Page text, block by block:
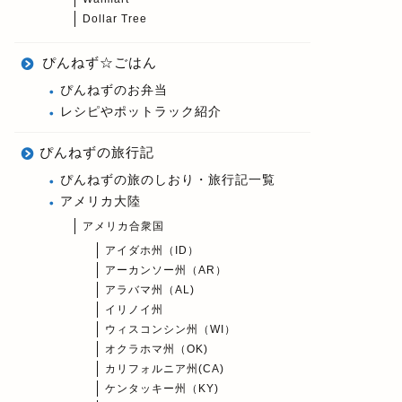
Dollar Tree
ぴんねず☆ごはん
ぴんねずのお弁当
レシピやポットラック紹介
ぴんねずの旅行記
ぴんねずの旅のしおり・旅行記一覧
アメリカ大陸
アメリカ合衆国
アイダホ州（ID）
アーカンソー州（AR）
アラバマ州（AL)
イリノイ州
ウィスコンシン州（WI）
オクラホマ州（OK)
カリフォルニア州(CA)
ケンタッキー州（KY)